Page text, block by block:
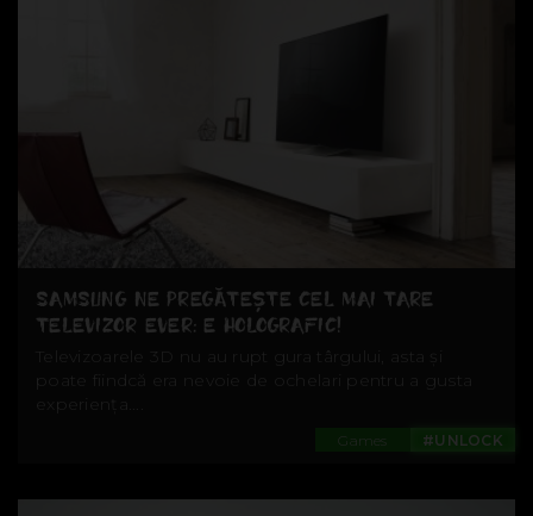
SAMSUNG NE PREGĂTEȘTE CEL MAI TARE
TELEVIZOR EVER: E HOLOGRAFIC!
Televizoarele 3D nu au rupt gura târgului, asta și
poate fiindcă era nevoie de ochelari pentru a gusta
experiența....
#UNLOCK
Games